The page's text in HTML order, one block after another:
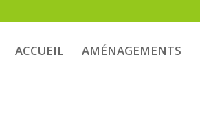
ACCUEIL AMÉNAGEMENTS